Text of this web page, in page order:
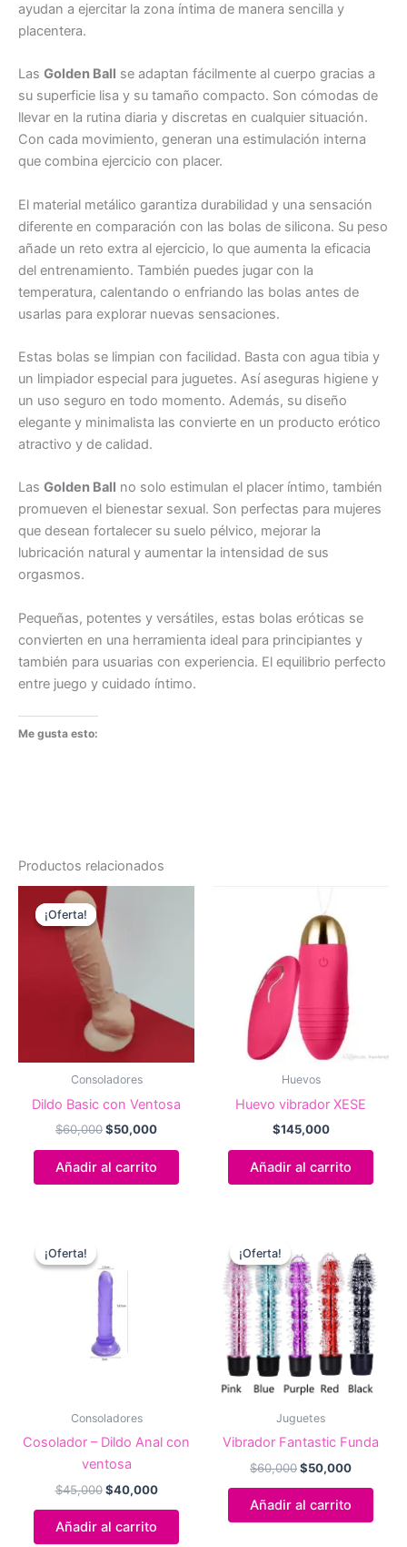
ayudan a ejercitar la zona íntima de manera sencilla y
placentera.
Las Golden Ball se adaptan fácilmente al cuerpo gracias a
su superficie lisa y su tamaño compacto. Son cómodas de
llevar en la rutina diaria y discretas en cualquier situación.
Con cada movimiento, generan una estimulación interna
que combina ejercicio con placer.
El material metálico garantiza durabilidad y una sensación
diferente en comparación con las bolas de silicona. Su peso
añade un reto extra al ejercicio, lo que aumenta la eficacia
del entrenamiento. También puedes jugar con la
temperatura, calentando o enfriando las bolas antes de
usarlas para explorar nuevas sensaciones.
Estas bolas se limpian con facilidad. Basta con agua tibia y
un limpiador especial para juguetes. Así aseguras higiene y
un uso seguro en todo momento. Además, su diseño
elegante y minimalista las convierte en un producto erótico
atractivo y de calidad.
Las Golden Ball no solo estimulan el placer íntimo, también
promueven el bienestar sexual. Son perfectas para mujeres
que desean fortalecer su suelo pélvico, mejorar la
lubricación natural y aumentar la intensidad de sus
orgasmos.
Pequeñas, potentes y versátiles, estas bolas eróticas se
convierten en una herramienta ideal para principiantes y
también para usuarias con experiencia. El equilibrio perfecto
entre juego y cuidado íntimo.
Me gusta esto:
Productos relacionados
¡Oferta!
¡Oferta!
Consoladores
Dildo Basic con Ventosa
$60,000El
original
era:
$50,000El
Añadir al carrito
Huevos
Huevo vibrador XESE
$145,000
Añadir al carrito
¡Oferta!
¡Oferta!
Consoladores
Cosolador – Dildo Anal con
ventosa
$45,000 El
original
era:
$40,000El
Añadir al carrito
¡Oferta!
¡Oferta!
Juguetes
Vibrador Fantastic Funda
$60,000El
original
era:
$50,000El
Añadir al carrito